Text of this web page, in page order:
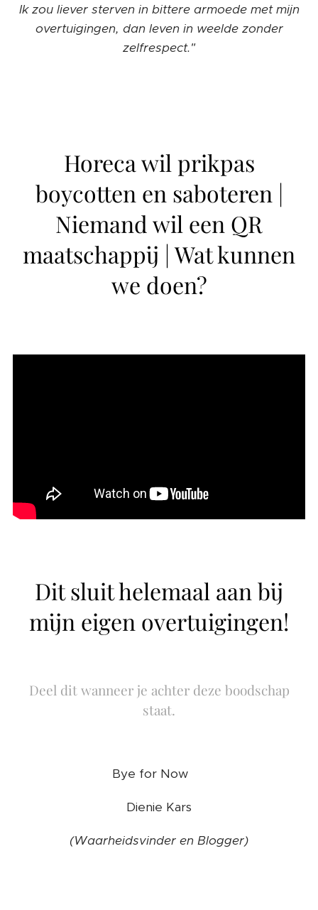
Ik zou liever sterven in bittere armoede met mijn
overtuigingen, dan leven in weelde zonder
zelfrespect."
Horeca wil prikpas
boycotten en saboteren |
Niemand wil een QR
maatschappij | Wat kunnen
we doen?
Dit sluit helemaal aan bij
mijn eigen overtuigingen!
Deel dit wanneer je achter deze boodschap
staat.
Bye for Now ❤️
Dienie Kars
(Waarheidsvinder en Blogger)